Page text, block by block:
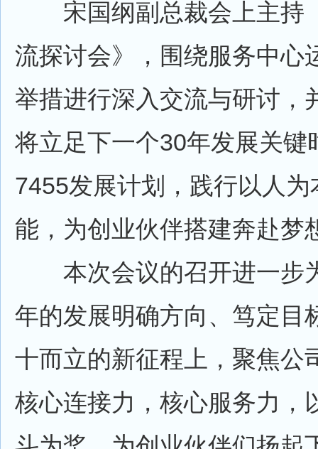
宋国纲副总裁会上主持
流探讨会》，围绕服务中心
举措进行深入交流与研讨，
将立足下一个30年发展关键
7455发展计划，践行以人
能，为创业伙伴搭建奔赴梦
本次会议的召开进一步
年的发展明确方向、笃定目
十而立的新征程上，聚焦公
核心连接力，核心服务力，